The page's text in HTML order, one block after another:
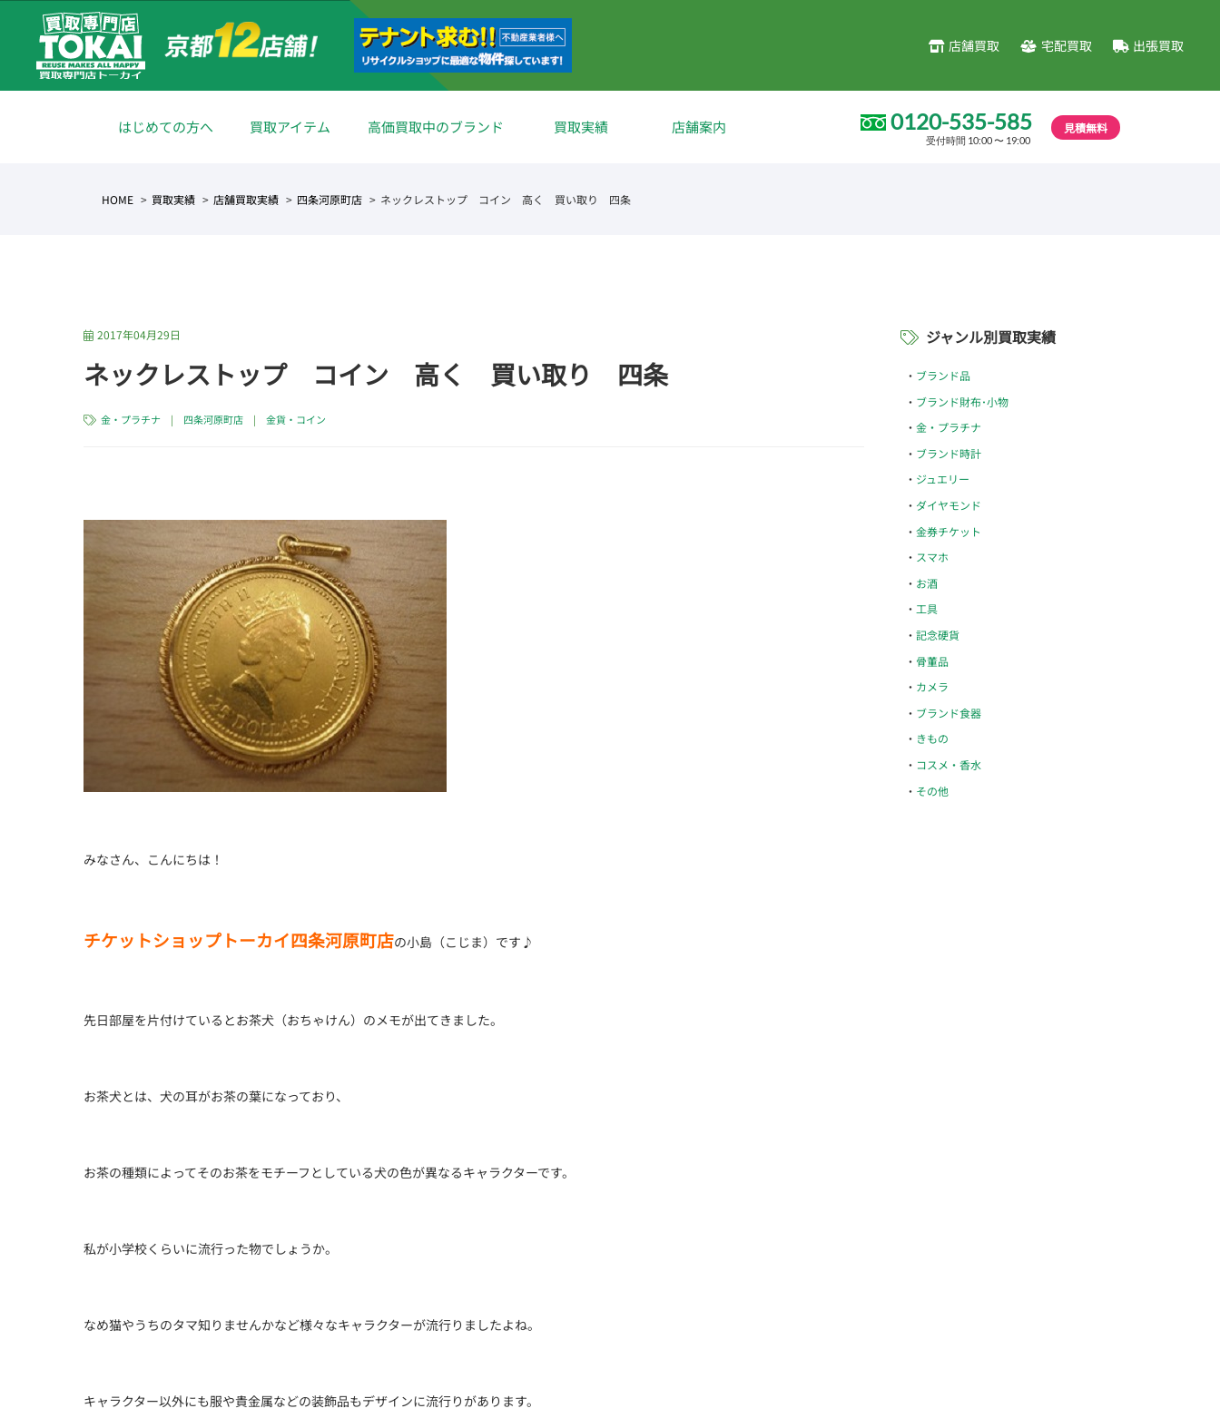
店舗買取 宅配買取 出張買取
はじめての方へ 買取アイテム 高価買取中のブランド 買取実績 店舗案内 0120-535-585
受付時間 10:00 〜 19:00
見積無料
HOME 買取実績 店舗買取実績 四条河原町店 ネックレストップ コイン 高く 買い取り 四条
2017年04月29日
ネックレストップ コイン 高く 買い取り 四条
金・プラチナ | 四条河原町店 |金貨・コイン
みなさん、こんにちは！
チケットショップトーカイ四条河原町店の小島（こじま）です♪
先日部屋を片付けているとお茶犬（おちゃけん）のメモが出てきました。
お茶犬とは、犬の耳がお茶の葉になっており、
お茶の種類によってそのお茶をモチーフとしている犬の色が異なるキャラクターです。
私が小学校くらいに流行った物でしょうか。
なめ猫やうちのタマ知りませんかなど様々なキャラクターが流行りましたよね。
キャラクター以外にも服や貴金属などの装飾品もデザインに流行りがあります。
ジャンル別買取実績
ブランド品
ブランド財布･小物
金・プラチナ
ブランド時計
ジュエリー
ダイヤモンド
金券チケット
スマホ
お酒
工具
記念硬貨
骨董品
カメラ
ブランド食器
きもの
コスメ・香水
その他